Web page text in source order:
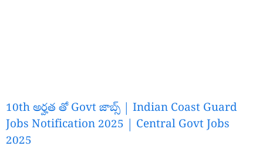
10th అర్హత తో Govt జాబ్స్ | Indian Coast Guard
Jobs Notification 2025 | Central Govt Jobs
2025